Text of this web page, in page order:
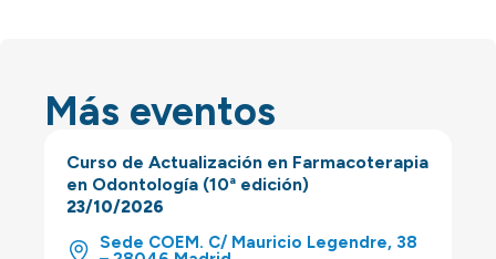
Más eventos
Curso de Actualización en Farmacoterapia
en Odontología (10ª edición)
23/10/2026
Sede COEM. C/ Mauricio Legendre, 38